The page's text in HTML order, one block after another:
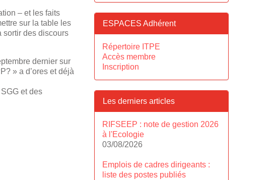
– et les faits
sur la table les
sortir des discours
dernier sur
» a d’ores et déjà
et des
ESPACES Adhérent
Répertoire ITPE
Accès membre
Inscription
Les derniers articles
RIFSEEP : note de gestion 2026
à l'Ecologie
03/08/2026
Emplois de cadres dirigeants :
liste des postes publiés